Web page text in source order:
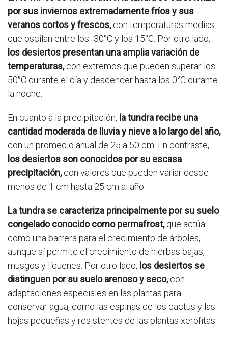
por sus inviernos extremadamente fríos y sus
veranos cortos y frescos,con temperaturas medias
que oscilan entre los -30°C y los 15°C. Por otro lado,
los desiertos presentan una amplia variación de
temperaturas,con extremos que pueden superar los
50°C durante el día y descender hasta los 0°C durante
la noche.
En cuanto a la precipitación, la tundra recibe una
cantidad moderada de lluvia y nieve a lo largo del año,
con un promedio anual de 25 a 50 cm. En contraste,
los desiertos son conocidos por su escasa
precipitación,con valores que pueden variar desde
menos de 1 cm hasta 25 cm al año.
La tundra se caracteriza principalmente por su suelo
congelado conocido como permafrost,que actúa
como una barrera para el crecimiento de árboles,
aunque sí permite el crecimiento de hierbas bajas,
musgos y líquenes. Por otro lado, los desiertos se
distinguen por su suelo arenoso y seco,con
adaptaciones especiales en las plantas para
conservar agua, como las espinas de los cactus y las
hojas pequeñas y resistentes de las plantas xerófitas.